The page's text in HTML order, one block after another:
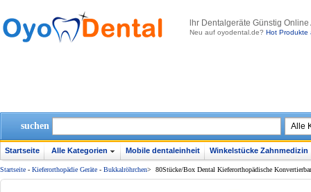
lhr Dentalgeräte Günstig
Neu auf oyodental.de? Hot Produkte
suchen
Startseite Alle Kategorien Mobile dentaleinheit Winkelstücke Zahnmedizin
Startseite - Kieferorthopädie Geräte - Bukkalröhrchen> 80Stücke/Box Dental Kieferorthopädische